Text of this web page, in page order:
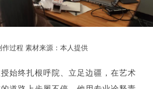
作过程 素材来源：本人提供
始终扎根呼院、立足边疆，在艺术